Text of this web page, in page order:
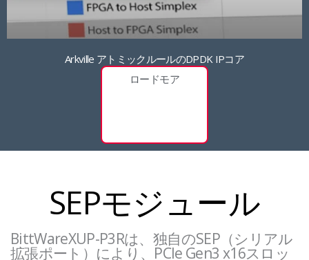
Arkville アトミックルールのDPDK IPコア
ロードモア
SEPモジュール
BittWareXUP-P3Rは、独自のSEP（シリアル
拡張ポート）により、PCIe Gen3 x16スロッ